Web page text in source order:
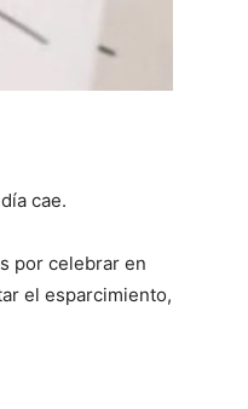
cae.
por celebrar en
el esparcimiento,